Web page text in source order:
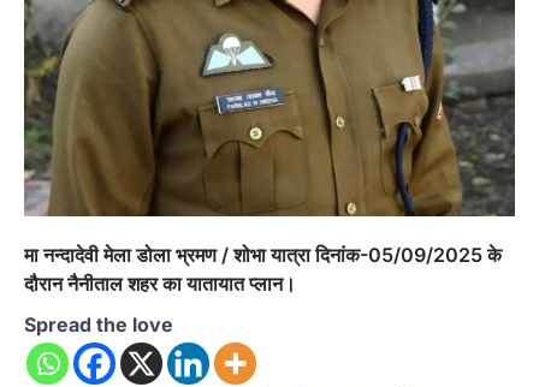
मा नन्दादेवी मेला डोला भ्रमण / शोभा यात्रा दिनांक-05/09/2025 के
दौरान नैनीताल शहर का यातायात प्लान।
Spread the love